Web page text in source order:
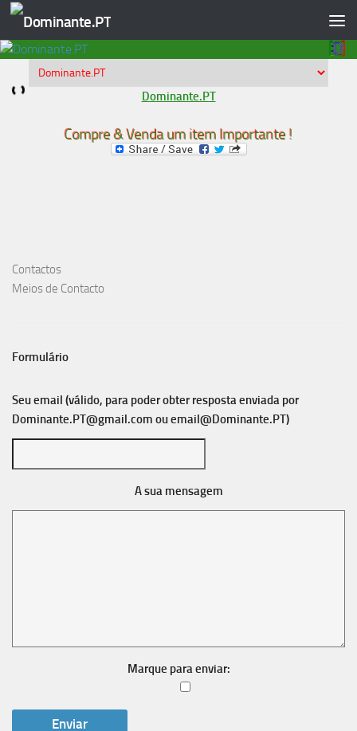
Skip to content
Dominante.PT
Compre & Venda um item Importante !
Contactos
Meios de Contacto
Formulário
Seu email (válido, para poder obter resposta enviada por
Dominante.PT@gmail.com ouemail@Dominante.PT)
A sua mensagem
Marque para enviar: